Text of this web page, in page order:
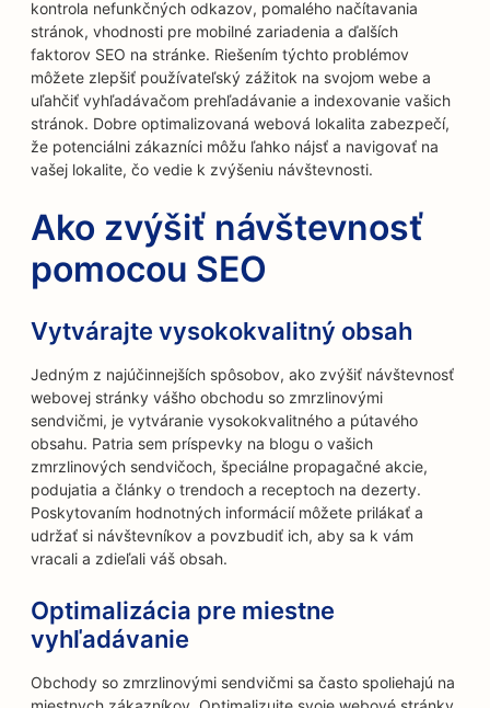
kontrola nefunkčných odkazov, pomalého načítavania
stránok, vhodnosti pre mobilné zariadenia a ďalších
faktorov SEO na stránke. Riešením týchto problémov
môžete zlepšiť používateľský zážitok na svojom webe a
uľahčiť vyhľadávačom prehľadávanie a indexovanie vašich
stránok. Dobre optimalizovaná webová lokalita zabezpečí,
že potenciálni zákazníci môžu ľahko nájsť a navigovať na
vašej lokalite, čo vedie k zvýšeniu návštevnosti.
Ako zvýšiť návštevnosť
pomocou SEO
Vytvárajte vysokokvalitný obsah
Jedným z najúčinnejších spôsobov, ako zvýšiť návštevnosť
webovej stránky vášho obchodu so zmrzlinovými
sendvičmi, je vytváranie vysokokvalitného a pútavého
obsahu. Patria sem príspevky na blogu o vašich
zmrzlinových sendvičoch, špeciálne propagačné akcie,
podujatia a články o trendoch a receptoch na dezerty.
Poskytovaním hodnotných informácií môžete prilákať a
udržať si návštevníkov a povzbudiť ich, aby sa k vám
vracali a zdieľali váš obsah.
Optimalizácia pre miestne
vyhľadávanie
Obchody so zmrzlinovými sendvičmi sa často spoliehajú na